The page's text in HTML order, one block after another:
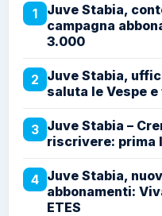
1
Juve Stabia,
campagna
3.000
2 Juve Stabia,
saluta le Vespe
3 Juve Stabia –
riscrivere: prima
4 Juve Stabia,
abbonamenti:
ETES